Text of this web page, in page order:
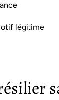
légitime